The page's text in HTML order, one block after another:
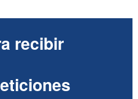
recibir